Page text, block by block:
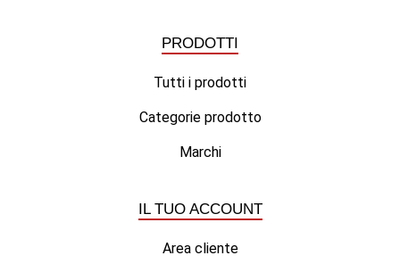
PRODOTTI
Tutti i prodotti
Categorie prodotto
Marchi
IL TUO ACCOUNT
Area cliente